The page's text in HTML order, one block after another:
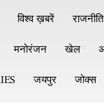
विश्व ख़बरें राजनीति
मनोरंजन खेल
जयपुर जोक्स